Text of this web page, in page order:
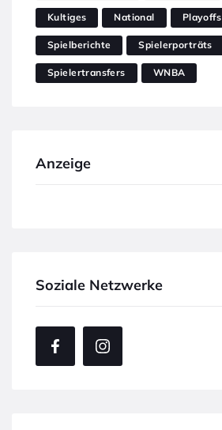
Kultiges National Playoffs
Spielberichte Spielerporträts
Spielertransfers WNBA
Anzeige
Soziale Netzwerke